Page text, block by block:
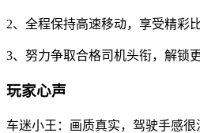
2、全程保持高速移动，享受精彩
3、努力争取合格司机头衔，解锁
玩家心声
车迷小王：画质真实，驾驶手感很